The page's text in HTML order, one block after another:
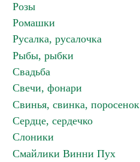
Розы
Ромашки
Русалка, русалочка
Рыбы, рыбки
Свадьба
Свечи, фонари
Свинья, свинка, поросенок
Сердце, сердечко
Слоники
Смайлики Винни Пух